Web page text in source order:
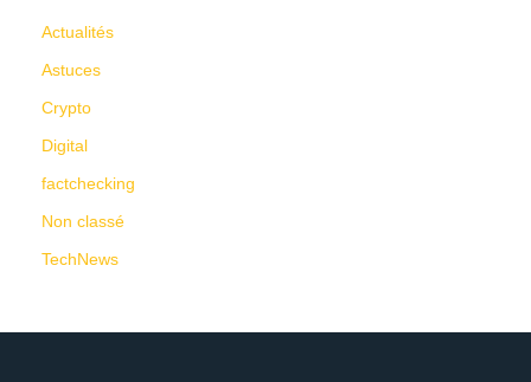
Actualités
Astuces
Crypto
Digital
factchecking
Non classé
TechNews